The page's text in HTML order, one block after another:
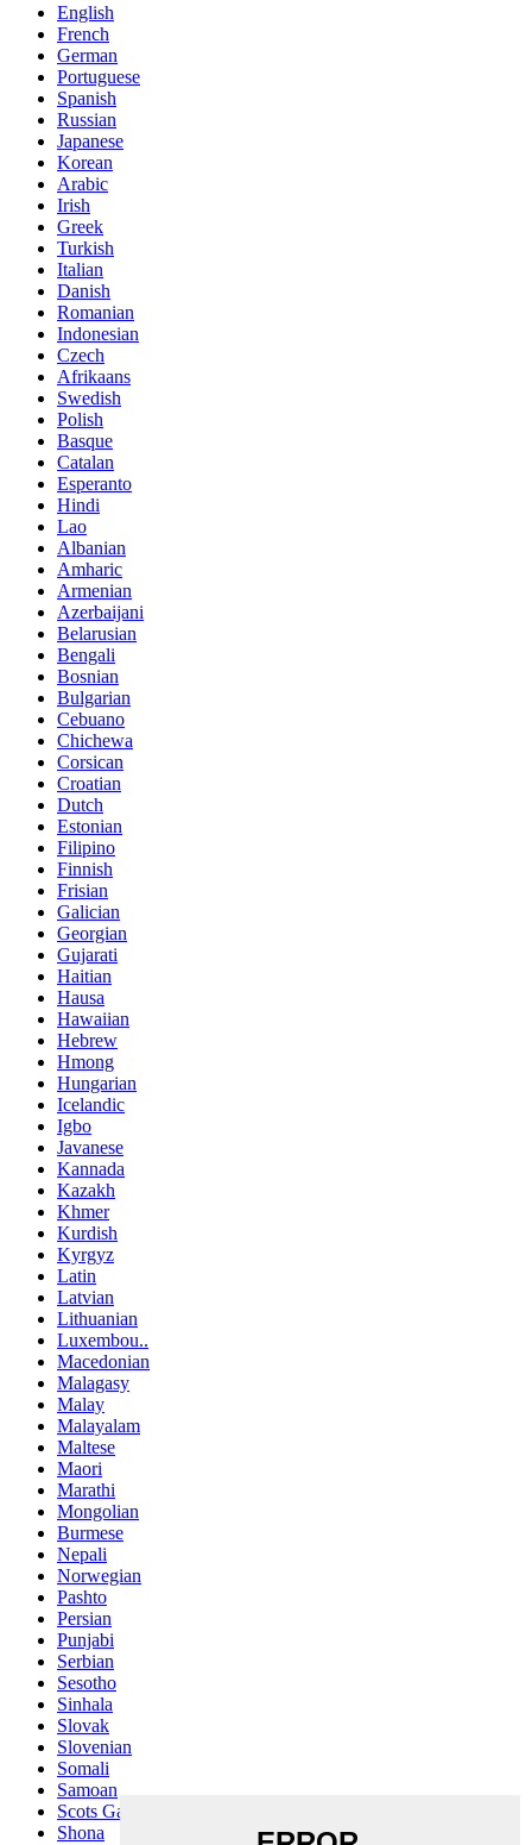
English
French
German
Portuguese
Spanish
Russian
Japanese
Korean
Arabic
Irish
Greek
Turkish
Italian
Danish
Romanian
Indonesian
Czech
Afrikaans
Swedish
Polish
Basque
Catalan
Esperanto
Hindi
Lao
Albanian
Amharic
Armenian
Azerbaijani
Belarusian
Bengali
Bosnian
Bulgarian
Cebuano
Chichewa
Corsican
Croatian
Dutch
Estonian
Filipino
Finnish
Frisian
Galician
Georgian
Gujarati
Haitian
Hausa
Hawaiian
Hebrew
Hmong
Hungarian
Icelandic
Igbo
Javanese
Kannada
Kazakh
Khmer
Kurdish
Kyrgyz
Latin
Latvian
Lithuanian
Luxembou..
Macedonian
Malagasy
Malay
Malayalam
Maltese
Maori
Marathi
Mongolian
Burmese
Nepali
Norwegian
Pashto
Persian
Punjabi
Serbian
Sesotho
Sinhala
Slovak
Slovenian
Somali
Samoan
Scots Gaelic
Shona